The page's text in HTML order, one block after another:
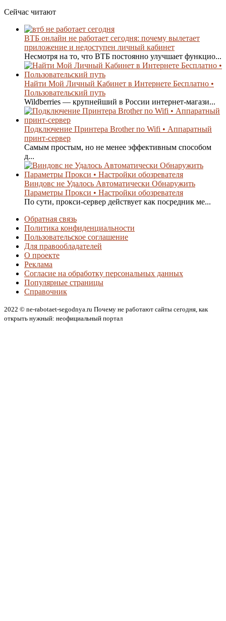
Сейчас читают
ВТБ онлайн не работает сегодня: почему вылетает
приложение и недоступен личный кабинет
Несмотря на то, что ВТБ постоянно улучшает функцио...
Найти Мой Личный Кабинет в Интернете Бесплатно •
Пользовательский путь
Wildberries — крупнейший в России интернет-магази...
Подключение Принтера Brother по Wifi • Аппаратный
принт-сервер
Самым простым, но не менее эффективным способом
д...
Виндовс не Удалось Автоматически Обнаружить
Параметры Прокси • Настройки обозревателя
По сути, прокси-сервер действует как посредник ме...
Обратная связь
Политика конфиденциальности
Пользовательское соглашение
Для правообладателей
О проекте
Реклама
Согласие на обработку персональных данных
Популярные страницы
Справочник
2022 © ne-rabotaet-segodnya.ru Почему не работают сайты сегодня, как
открыть нужный: неофициальный портал